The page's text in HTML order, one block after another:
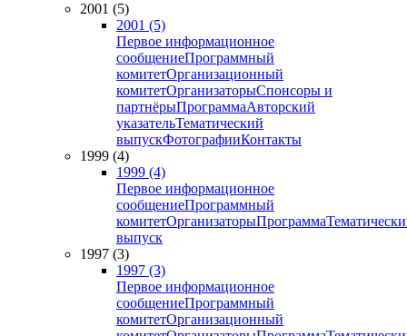
2001 (5)
2001 (5)
Первое информационное
сообщениеПрограммный
комитетОрганизационный
комитетОрганизаторыСпонсоры и
партнёрыПрограммаАвторский
указательТематический
выпускФотографииКонтакты
1999 (4)
1999 (4)
Первое информационное
сообщениеПрограммный
комитетОрганизаторыПрограмма
выпуск
1997 (3)
1997 (3)
Первое информационное
сообщениеПрограммный
комитетОрганизационный